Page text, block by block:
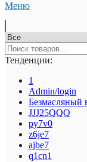
Меню
Тенденции:
1
Admin/login
Безмасляный
JJJ25QQQ
py7v0
z6je7
ajbe7
q1cn1